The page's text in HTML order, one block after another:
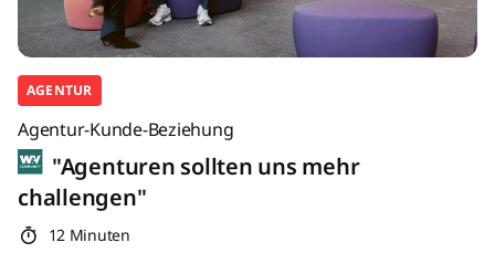
AGENTUR
Agentur-Kunde-Beziehung
"Agenturen sollten uns mehr
challengen"
12 Minuten